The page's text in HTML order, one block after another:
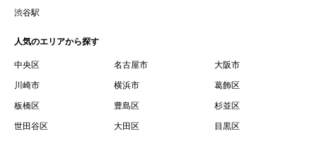
賃借権が発生する日を意味します。
するために、選んだ物件を保留することを意味します。
１１.「予約情報」とは、物件を予約するために必要な当社
所定の情報を意味します。物件情報や期間、オプション等
１２.「キャンセル」とは、賃貸借契約締結後から契約期間
渋谷駅
人気のエリアから探す
中央区 名古屋市 大阪市
川崎市 横浜市 葛飾区
板橋区 豊島区 杉並区
世田谷区 大田区 目黒区